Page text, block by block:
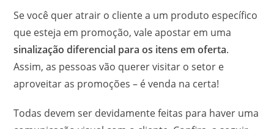
Se você quer atrair o cliente a um produto específico
que esteja em promoção, vale apostar em uma
sinalização diferencial para os itens em oferta.
Assim, as pessoas vão querer visitar o setor e
aproveitar as promoções – é venda na certa!
Todas devem ser devidamente feitas para haver uma